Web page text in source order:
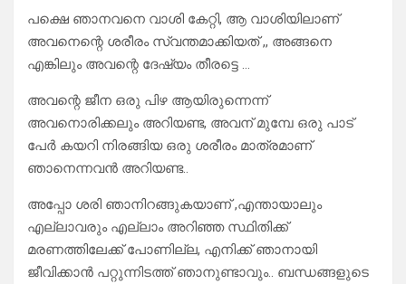
പക്ഷെ ഞാനവനെ വാശി കേറ്റി, ആ വാശിയിലാണ്
അവനെന്റെ ശരീരം സ്വന്തമാക്കിയത് ,, അങ്ങനെ
എങ്കിലും അവന്റെ ദേഷ്യം തീരട്ടെ …
അവന്റെ ജീന ഒരു പിഴ ആയിരുന്നെന്ന്
അവനൊരിക്കലും അറിയണ്ട, അവന് മുമ്പേ ഒരു പാട്
പേർ കയറി നിരങ്ങിയ ഒരു ശരീരം മാത്രമാണ്
ഞാനെന്നവൻ അറിയണ്ട..
അപ്പോ ശരി ഞാനിറങ്ങുകയാണ് ,എന്തായാലും
എല്ലാവരും എല്ലാം അറിഞ്ഞ സ്ഥിതിക്ക്
മരണത്തിലേക്ക് പോണില്ല, എനിക്ക് ഞാനായി
ജീവിക്കാൻ പറ്റുന്നിടത്ത് ഞാനുണ്ടാവും.. ബന്ധങ്ങളുടെ